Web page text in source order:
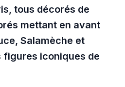
tous décorés de
mettant en avant
Salamèche et
figures iconiques de